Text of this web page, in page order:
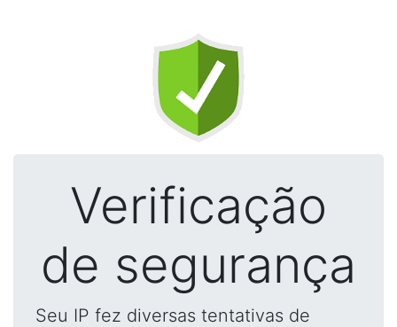
Verificação
de segurança
Seu IP fez diversas tentativas de